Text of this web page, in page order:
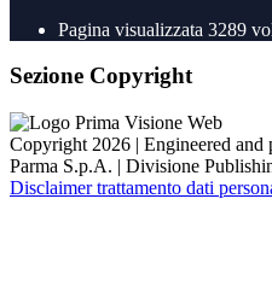
Pagina visualizzata 3289
Sezione Copyright
Copyright 2026 | Engineered
Parma S.p.A. | Divisione
Disclaimer trattamento dati